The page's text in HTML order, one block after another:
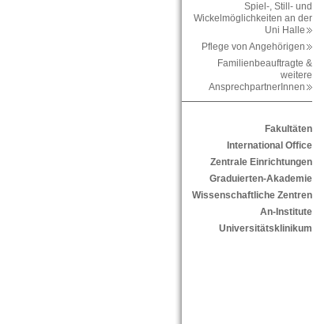
Spiel-, Still- und
Wickelmöglichkeiten an der
Uni Halle
Pflege von Angehörigen
Familienbeauftragte &
weitere
AnsprechpartnerInnen
Fakultäten
International Office
Zentrale Einrichtungen
Graduierten-Akademie
Wissenschaftliche Zentren
An-Institute
Universitätsklinikum